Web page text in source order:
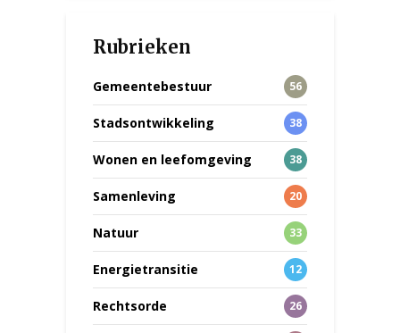
Rubrieken
Gemeentebestuur 56
Stadsontwikkeling 38
Wonen en leefomgeving 38
Samenleving 20
Natuur 33
Energietransitie 12
Rechtsorde 26